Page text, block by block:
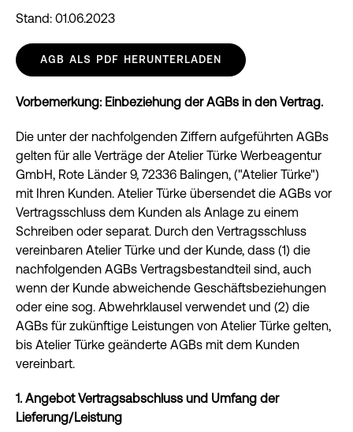
Stand: 01.06.2023
AGB ALS PDF HERUNTERLADEN
Vorbemerkung: Einbeziehung der AGBs in den Vertrag.
Die unter der nachfolgenden Ziffern aufgeführten AGBs
gelten für alle Verträge der Atelier Türke Werbeagentur
GmbH, Rote Länder 9, 72336 Balingen, ("Atelier Türke")
mit Ihren Kunden. Atelier Türke übersendet die AGBs vor
Vertragsschluss dem Kunden als Anlage zu einem
Schreiben oder separat. Durch den Vertragsschluss
vereinbaren Atelier Türke und der Kunde, dass (1) die
nachfolgenden AGBs Vertragsbestandteil sind, auch
wenn der Kunde abweichende Geschäftsbeziehungen
oder eine sog. Abwehrklausel verwendet und (2) die
AGBs für zukünftige Leistungen von Atelier Türke gelten,
bis Atelier Türke geänderte AGBs mit dem Kunden
vereinbart.
1. Angebot Vertragsabschluss und Umfang der
Lieferung/Leistung